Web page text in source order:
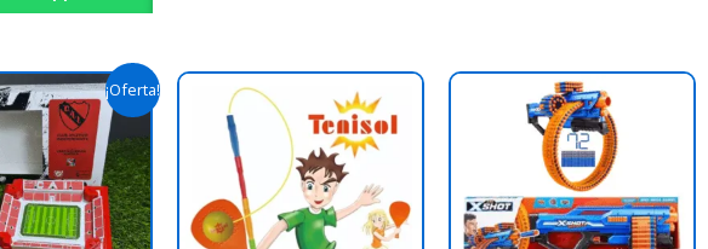
¡Oferta!
Original
price
was:
$ 59.900,00.
Current
price
is:
$ 40.000,00.